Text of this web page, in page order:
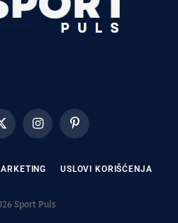
X
(Twitter)
InstagramPinterest
USLOVI KORIŠĆENJA
Sport Puls